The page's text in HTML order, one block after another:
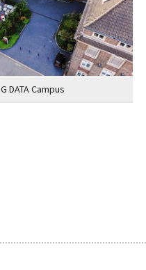
G DATA Campus